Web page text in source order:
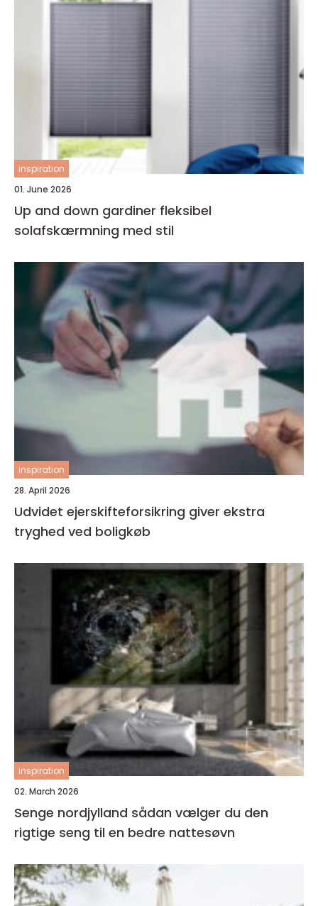
inspiration
01. June 2026
Up and down gardiner fleksibel
solafskærmning med stil
inspiration
28. April 2026
Udvidet ejerskifteforsikring giver ekstra
tryghed ved boligkøb
inspiration
02. March 2026
Senge nordjylland sådan vælger du den
rigtige seng til en bedre nattesøvn